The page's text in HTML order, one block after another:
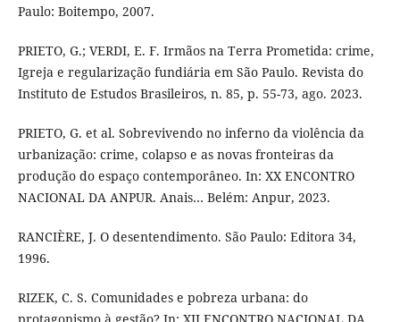
Paulo: Boitempo, 2007.
PRIETO, G.; VERDI, E. F. Irmãos na Terra Prometida: crime,
Igreja e regularização fundiária em São Paulo. Revista do
Instituto de Estudos Brasileiros, n. 85, p. 55-73, ago. 2023.
PRIETO, G. et al. Sobrevivendo no inferno da violência da
urbanização: crime, colapso e as novas fronteiras da
produção do espaço contemporâneo. In: XX ENCONTRO
NACIONAL DA ANPUR. Anais… Belém: Anpur, 2023.
RANCIÈRE, J. O desentendimento. São Paulo: Editora 34,
1996.
RIZEK, C. S. Comunidades e pobreza urbana: do